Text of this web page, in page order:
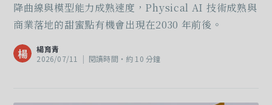
降曲線與模型能力成熟速度，Physical AI 技術成熟與
商業落地的甜蜜點有機會出現在2030 年前後。
楊
楊育青
2026/07/11
| 閱讀時間‧約 10 分鐘